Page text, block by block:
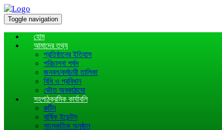
Toggle navigation
হোম
আমাদের তথ্য
প্রতিষ্ঠানের ইতিহাস
পরিচালনা পর্ষদ
জনবল/কর্মচারী তালিকা
বিধি ও প্রবিধান
ভৌত অবকাঠামো
সহপাঠক্রমিক কার্যাবলি
রুটিন
বার্ষিক ইভেন্টস
সাংস্কৃতিক অনুষ্ঠান